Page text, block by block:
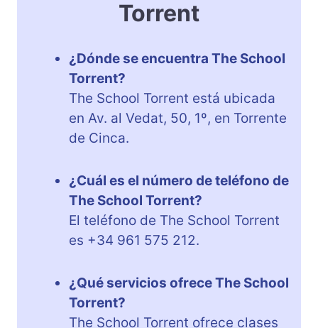
Torrent
¿Dónde se encuentra The School
Torrent?
The School Torrent está ubicada
en Av. al Vedat, 50, 1º, en Torrente
de Cinca.
¿Cuál es el número de teléfono de
The School Torrent?
El teléfono de The School Torrent
es +34 961 575 212.
¿Qué servicios ofrece The School
Torrent?
The School Torrent ofrece clases